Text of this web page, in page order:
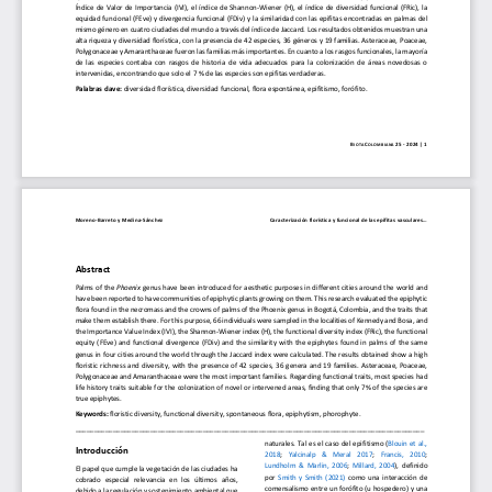
BIOTA COLOMBIANA 25 -  2024 | 1
Índice  de  Valor  de  Importancia  (IVI),  el  índice  de  Shannon-Wiener (H), el índice  de  diversidad  funcional  (FRic), la
equidad funcional (FEve) y divergencia funcional (FDiv) y la similaridad con las epifitas encontradas en palmas del
mismo género en cuatro ciudades del mundo a través del índice de Jaccard. Los resultados obtenidos muestran una
alta riqueza y diversidad florística , con la presencia de 42 especies, 36 géneros y 19 familias. Asteraceae, Poaceae,
Polygonaceae y Amaranthaceae fueron las familias más importantes. En cuanto a los rasgos funcionales, la mayoría
de  las  especies  contaba
  con  rasgos  de  histo
ria  de  vida adecuados  para  la  colonización  de  áreas  novedosas  o
intervenidas , encontrando que solo el 7 % de las especies son epifitas verdaderas.
Palabras clave: diversidad florística, diversidad funcional , flora espontánea, epifitismo , forófito.
Moreno-Barreto y Medina-Sánchez Caracterización florística y funcional de las epífitas vasculares
Abstract
Palms of the Phoenix genus have been introduced for aesthetic purposes in different cities around the world and
have been reported to have communities of epiphytic plants growing on them. This research evaluated the epiphytic
flora found in the necromass and the crowns of palms of the Phoenix genus in Bogotá, Colombia, and the traits that
make them establish there. For this purpose, 66 individuals were sampled in the localities of Kennedy and Bosa, and
the Importance Value Index (IVI), the Shannon-Wiener index (H), the functional diversity index (FRic), the functional
equity  (FEve)  and  functional  divergence  (FDiv)  and  the similarity  with  the  epiphytes  found  in  palms  of  the  same
genus in four cities around the world through the Jaccard index were calculated. The results obtained show a high
floristic  richness  and  diversity,  with  the  presence  of  42  species,  36  genera  and  19  families.  Asteraceae,  Poaceae,
Polygonaceae and Amaranthaceae were the most important families. Regarding functional traits, most species had
life history traits suitable for the colonization of novel or intervened areas, finding that only 7% of the species are
true epiphytes.
Keywords: floristic diversity , functional diversity, spontaneous flora, epiphytism,  phorophyte
Introducción
El papel que cumple la vegetación de las ciudades ha
cobrado   especial   relevancia
   en   los   últimos   años,
debido a la regulación y sostenimiento ambiental que
naturales. Tal es  el  caso  del epifitismo  (Blouin et al
2018; Yalcinalp    &    Meral    2017;
Francis,    2010;
Lundholm  &  Marlin,  2006; Millard,  2004),  definido
por
  Smith
y  Smith  (2021) como  una  interacción  de
comensalismo entre un forófito (u hospedero) y una